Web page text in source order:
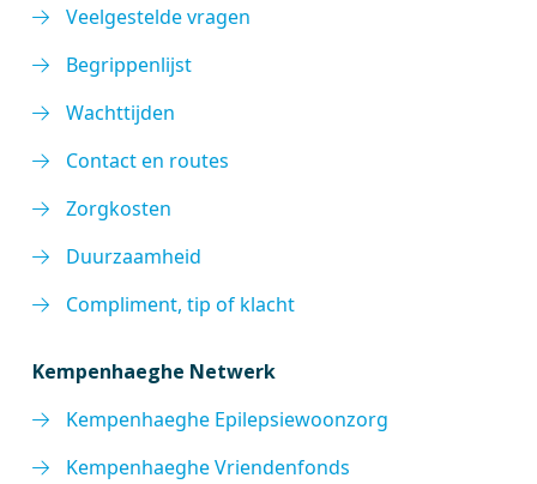
Veelgestelde vragen
Begrippenlijst
Wachttijden
Contact en routes
Zorgkosten
Duurzaamheid
Compliment, tip of klacht
Kempenhaeghe Netwerk
Kempenhaeghe Epilepsiewoonzorg
Kempenhaeghe Vriendenfonds